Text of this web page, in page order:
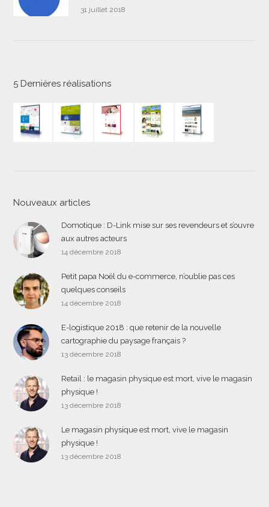
31 juillet 2018
5 Dernières réalisations
Nouveaux articles
Domotique : D-Link mise sur ses revendeurs et s’ouvre
aux autres acteurs
14 décembre 2018
Petit papa Noël du e-commerce, n’oublie pas ces
quelques conseils
14 décembre 2018
E-logistique 2018 : que retenir de la nouvelle
cartographie du paysage français ?
13 décembre 2018
Retail : le magasin physique est mort, vive le magasin
physique !
13 décembre 2018
Le magasin physique est mort, vive le magasin
physique !
13 décembre 2018